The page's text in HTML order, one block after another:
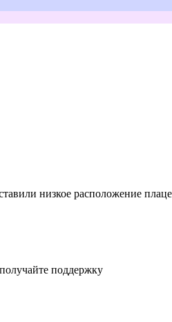
низкое расположение
поддержку